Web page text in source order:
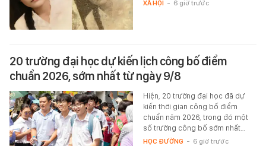
XÃ HỘI - 6 giờ trước
20 trường đại học dự kiến lịch công bố điểm
chuẩn 2026, sớm nhất từ ngày 9/8
Hiện, 20 trường đại học đã dự
kiến thời gian công bố điểm
chuẩn năm 2026, trong đó một
số trường công bố sớm nhất…
HỌC ĐƯỜNG - 6 giờ trước